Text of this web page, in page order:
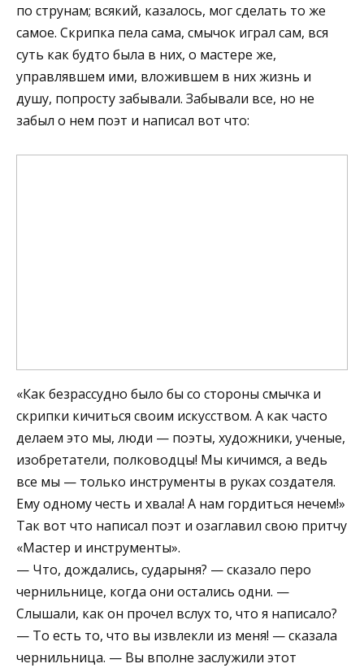
по струнам; всякий, казалось, мог сделать то же
самое. Скрипка пела сама, смычок играл сам, вся
суть как будто была в них, о мастере же,
управлявшем ими, вложившем в них жизнь и
душу, попросту забывали. Забывали все, но не
забыл о нем поэт и написал вот что:
«Как безрассудно было бы со стороны смычка и
скрипки кичиться своим искусством. А как часто
делаем это мы, люди — поэты, художники, ученые,
изобретатели, полководцы! Мы кичимся, а ведь
все мы — только инструменты в руках создателя.
Ему одному честь и хвала! А нам гордиться нечем!»
Так вот что написал поэт и озаглавил свою притчу
«Мастер и инструменты».
— Что, дождались, сударыня? — сказало перо
чернильнице, когда они остались одни. —
Слышали, как он прочел вслух то, что я написало?
— То есть то, что вы извлекли из меня! — сказала
чернильница. — Вы вполне заслужили этот